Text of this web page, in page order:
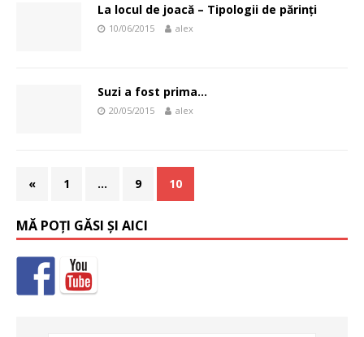
La locul de joacă – Tipologii de părinți
10/06/2015 alex
Suzi a fost prima…
20/05/2015 alex
« 1 … 9 10
MĂ POȚI GĂSI ȘI AICI